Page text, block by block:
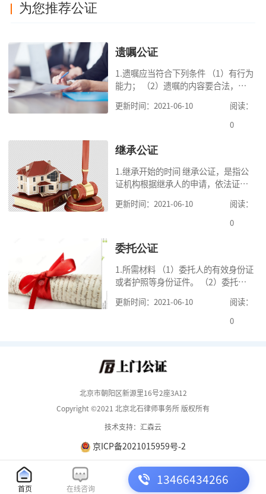
为您推荐公证
遗嘱公证
1.遗嘱应当符合下列条件 （1）有行为
能力； （2）遗嘱的内容要合法，对
人要保留必要的份额； （3）遗嘱中
的财产是个人合法财产。 2.可受理的
更新时间：2021-06-10
阅读：
0
继承公证
1.继承开始的时间 继承公证，是指公
证机构根据继承人的申请，依法证明
国《民法典》第一千一百二十一条规
定，继承从被继承人死亡时开始。 2.
更新时间：2021-06-10
阅读：
0
委托公证
1.所需材料 （1）委托人的有效身份证
或者护照等身份证件。 （2）委托人
人提供《常住人口登记卡》本人页原
件及经过户籍所在单位盖章的首页复
更新时间：2021-06-10
阅读：
0
首页 在线咨询
13466434266
北京市朝阳区新源里16号2座3A12
Copyright ©2021 北京北石律师事务所 版权所有
技术支持：汇森云
京ICP备2021015959号-2